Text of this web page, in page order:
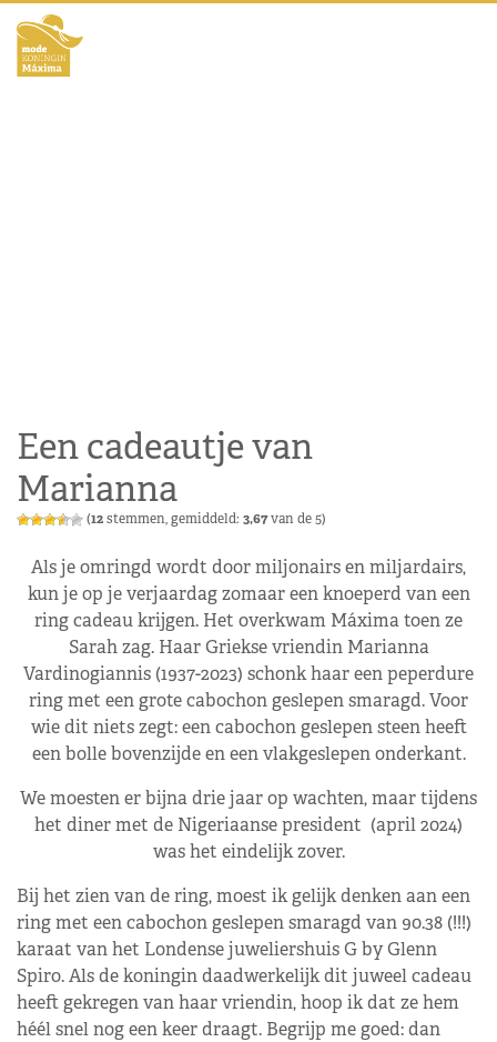
Een cadeautje van
Marianna
(12stemmen, gemiddeld: 3,67van de 5)
Als je omringd wordt door miljonairs en miljardairs,
kun je op je verjaardag zomaar een knoeperd van een
ring cadeau krijgen. Het overkwam Máxima toen ze
Sarah zag. Haar Griekse vriendin Marianna
Vardinogiannis (1937-2023) schonk haar een peperdure
ring met een grote cabochon geslepen smaragd. Voor
wie dit niets zegt: een cabochon geslepen steen heeft
een bolle bovenzijde en een vlakgeslepen onderkant.
We moesten er bijna drie jaar op wachten, maar tijdens
het diner met de Nigeriaanse president (april 2024)
was het eindelijk zover.
Bij het zien van de ring, moest ik gelijk denken aan een
ring met een cabochon geslepen smaragd van 90.38 (!!!)
karaat van het Londense juweliershuis G by Glenn
Spiro. Als de koningin daadwerkelijk dit juweel cadeau
heeft gekregen van haar vriendin, hoop ik dat ze hem
héél snel nog een keer draagt. Begrijp me goed: dan